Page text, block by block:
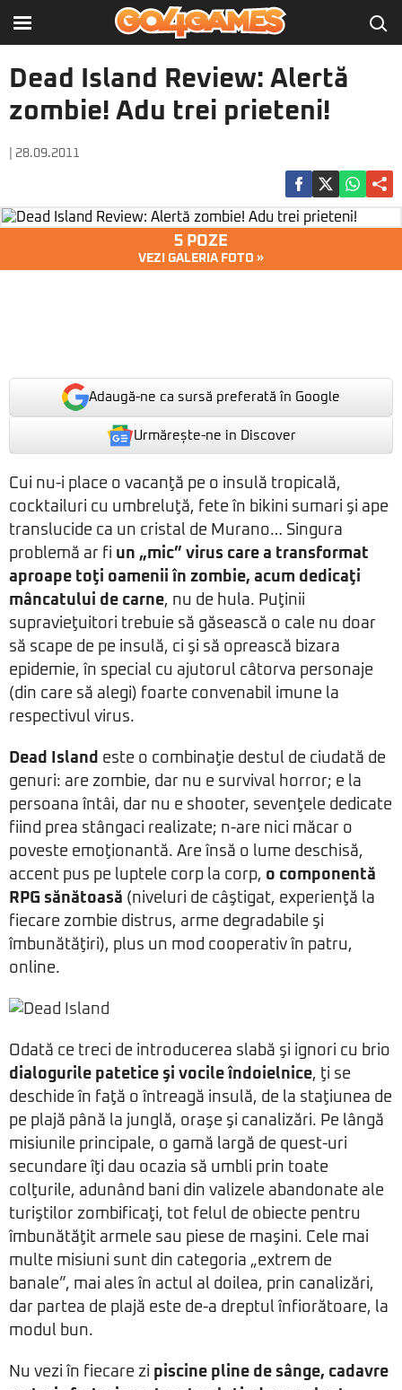
Dead Island Review: Alertă
zombie! Adu trei prieteni!
| 28.09.2011
5 POZE
VEZI GALERIA FOTO »
Adaugă-ne ca sursă preferată în Google
Urmărește-ne in Discover
Cui nu-i place o vacanţă pe o insulă tropicală,
cocktailuri cu umbreluţă, fete în bikini sumari şi ape
translucide ca un cristal de Murano… Singura
problemă ar fi un „mic” virus care a transformat
aproape toţi oamenii în zombie, acum dedicaţi
mâncatului de carne, nu de hula. Puţinii
supravieţuitori trebuie să găsească o cale nu doar
să scape de pe insulă, ci şi să oprească bizara
epidemie, în special cu ajutorul câtorva personaje
(din care să alegi) foarte convenabil imune la
respectivul virus.
Dead Island este o combinaţie destul de ciudată de
genuri: are zombie, dar nu e survival horror; e la
persoana întâi, dar nu e shooter, sevenţele dedicate
fiind prea stângaci realizate; n-are nici măcar o
poveste emoţionantă. Are însă o lume deschisă,
accent pus pe luptele corp la corp, o componentă
RPG sănătoasă (niveluri de câştigat, experienţă la
fiecare zombie distrus, arme degradabile şi
îmbunătăţiri), plus un mod cooperativ în patru,
online.
Odată ce treci de introducerea slabă şi ignori cu brio
dialogurile patetice şi vocile îndoielnice, ţi se
deschide în faţă o întreagă insulă, de la staţiunea de
pe plajă până la junglă, oraşe şi canalizări. Pe lângă
misiunile principale, o gamă largă de quest-uri
secundare îţi dau ocazia să umbli prin toate
colţurile, adunând bani din valizele abandonate ale
turiştilor zombificaţi, tot felul de obiecte pentru
îmbunătăţit armele sau piese de maşini. Cele mai
multe misiuni sunt din categoria „extrem de
banale”, mai ales în actul al doilea, prin canalizări,
dar partea de plajă este de-a dreptul înfiorătoare, la
modul bun.
Nu vezi în fiecare zi piscine pline de sânge, cadavre